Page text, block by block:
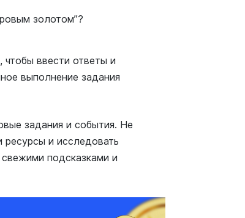
золотом”?
чтобы ввести ответы и
выполнение задания
задания и события. Не
и исследовать
подсказками и